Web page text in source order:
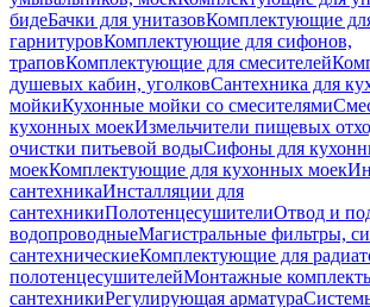
бидеБачки для унитазовКомплектующие
гарнитуровКомплектующие для сифонов,
траповКомплектующие для смесителей
душевых кабин, уголковСантехника для
мойкиКухонные мойки со смесителями
кухонных моекИзмельчители пищевых
очистки питьевой водыСифоны для
моекКомплектующие для кухонных моек
сантехникаИнсталляции для
сантехникиПолотенцесушителиОтвод и
водопроводныеМагистральные фильтры,
сантехническиеКомплектующие для
полотенцесушителейМонтажные
сантехникиРегулирующая арматура